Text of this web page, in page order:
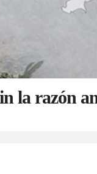
la razón